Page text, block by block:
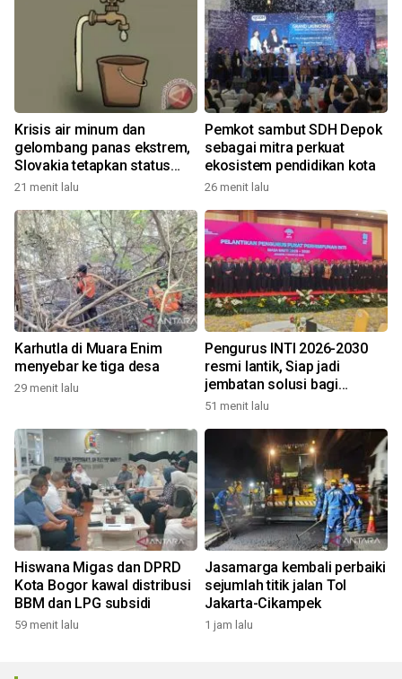
Krisis air minum dan
gelombang panas ekstrem,
Slovakia tetapkan status
darurat
21 menit lalu
Pemkot sambut SDH Depok
sebagai mitra perkuat
ekosistem pendidikan kota
26 menit lalu
Karhutla di Muara Enim
menyebar ke tiga desa
29 menit lalu
Pengurus INTI 2026-2030
resmi lantik, Siap jadi
jembatan solusi bagi
persoalan bangsa
51 menit lalu
Hiswana Migas dan DPRD
Kota Bogor kawal distribusi
BBM dan LPG subsidi
59 menit lalu
Jasamarga kembali perbaiki
sejumlah titik jalan Tol
Jakarta-Cikampek
1 jam lalu